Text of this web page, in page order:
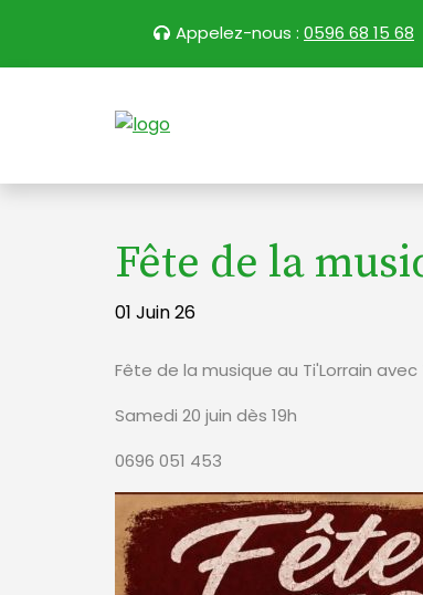
Appelez-nous : 0596 68 15 68
Fête de la
01 Juin 26
Fête de la musique au Ti'Lorrain
Samedi 20 juin dès 19h
0696 051 453